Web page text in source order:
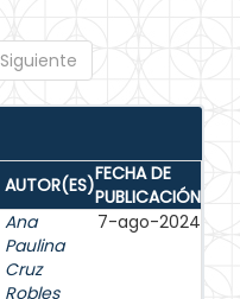
Siguiente
AUTOR(ES)FECHA DE
PUBLICACIÓN
Ana
Paulina
Cruz
Robles
7-ago-2024